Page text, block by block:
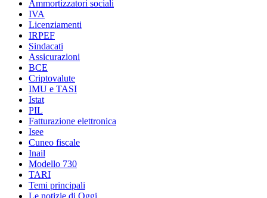
Ammortizzatori sociali
IVA
Licenziamenti
IRPEF
Sindacati
Assicurazioni
BCE
Criptovalute
IMU e TASI
Istat
PIL
Fatturazione elettronica
Isee
Cuneo fiscale
Inail
Modello 730
TARI
Temi principali